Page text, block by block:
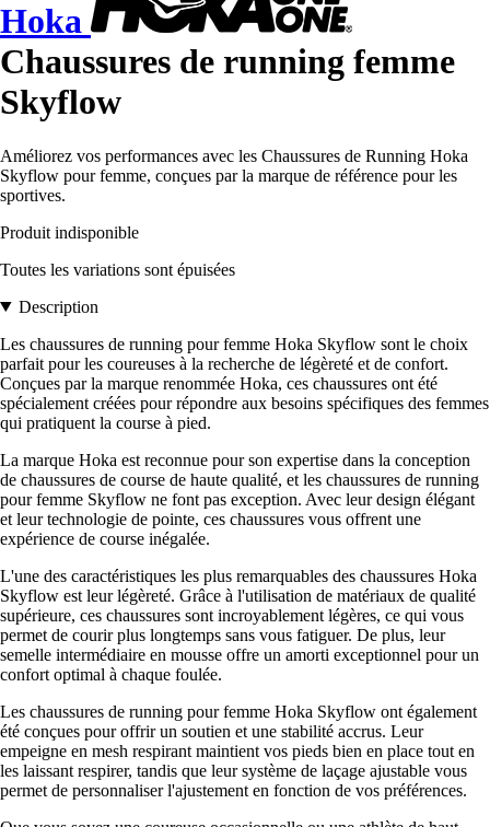
Hoka
Chaussures de running femme
Skyflow
Améliorez vos performances avec les Chaussures de Running Hoka
Skyflow pour femme, conçues par la marque de référence pour les
sportives.
Produit indisponible
Toutes les variations sont épuisées
Description
Les chaussures de running pour femme Hoka Skyflow sont le choix
parfait pour les coureuses à la recherche de légèreté et de confort.
Conçues par la marque renommée Hoka, ces chaussures ont été
spécialement créées pour répondre aux besoins spécifiques des femmes
qui pratiquent la course à pied.
La marque Hoka est reconnue pour son expertise dans la conception
de chaussures de course de haute qualité, et les chaussures de running
pour femme Skyflow ne font pas exception. Avec leur design élégant
et leur technologie de pointe, ces chaussures vous offrent une
expérience de course inégalée.
L'une des caractéristiques les plus remarquables des chaussures Hoka
Skyflow est leur légèreté. Grâce à l'utilisation de matériaux de qualité
supérieure, ces chaussures sont incroyablement légères, ce qui vous
permet de courir plus longtemps sans vous fatiguer. De plus, leur
semelle intermédiaire en mousse offre un amorti exceptionnel pour un
confort optimal à chaque foulée.
Les chaussures de running pour femme Hoka Skyflow ont également
été conçues pour offrir un soutien et une stabilité accrus. Leur
empeigne en mesh respirant maintient vos pieds bien en place tout en
les laissant respirer, tandis que leur système de laçage ajustable vous
permet de personnaliser l'ajustement en fonction de vos préférences.